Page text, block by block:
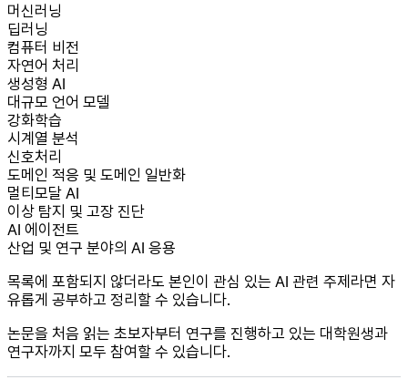
머신러닝
딥러닝
컴퓨터 비전
자연어 처리
생성형 AI
대규모 언어 모델
강화학습
시계열 분석
신호처리
도메인 적응 및 도메인 일반화
멀티모달 AI
이상 탐지 및 고장 진단
AI 에이전트
산업 및 연구 분야의 AI 응용
목록에 포함되지 않더라도 본인이 관심 있는 AI 관련 주제라면 자
유롭게 공부하고 정리할 수 있습니다.
논문을 처음 읽는 초보자부터 연구를 진행하고 있는 대학원생과
연구자까지 모두 참여할 수 있습니다.